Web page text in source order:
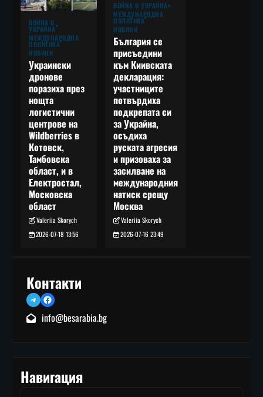
ВОЙНА В
УКРАЙНА
МЕЖДУНАРОДНА
ПОЛИТИКА
НОВИНИ
Украински
дронове
поразиха през
нощта
логистични
центрове на
Wildberries в
Котовск,
Тамбовска
област, и в
Електростал,
Московска
област
Valeriia Skorych
2026-07-18 13:56
ВОЙНА В УКРАЙНА
МЕЖДУНАРОДНА
ПОЛИТИКА
НОВИНИ
България се
присъедини
към Киивската
декларация:
участниците
потвърдиха
подкрепата си
за Украйна,
осъдиха
руската агресия
и призоваха за
засилване на
международния
натиск срещу
Москва
Valeriia Skorych
2026-07-16 23:49
Контакти
TelegramFacebook
info@besarabia.bg
Навигация